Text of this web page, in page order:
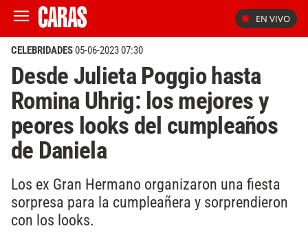
EN VIVO
CELEBRIDADES05-06-2023 07:30
Desde Julieta Poggio hasta
Romina Uhrig: los mejores y
peores looks del cumpleaños
de Daniela
Los ex Gran Hermano organizaron una fiesta
sorpresa para la cumpleañera y sorprendieron
con los looks.